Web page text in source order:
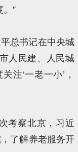
。”
总书记在中央城
人民建、人民城
注‘一老一小’，
考察北京，习近
了解养老服务开